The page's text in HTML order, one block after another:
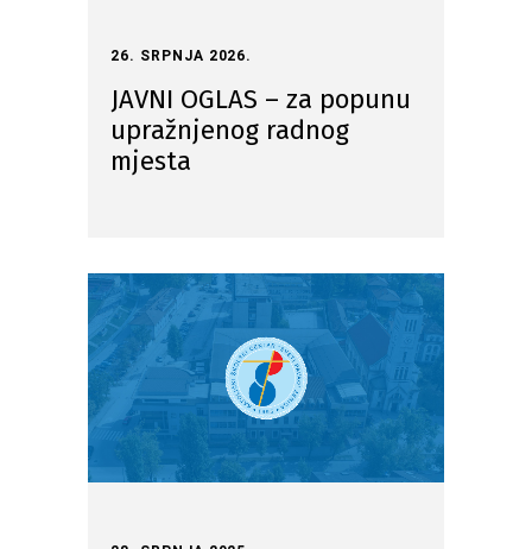
26. SRPNJA 2026.
JAVNI OGLAS – za popunu
upražnjenog radnog
mjesta